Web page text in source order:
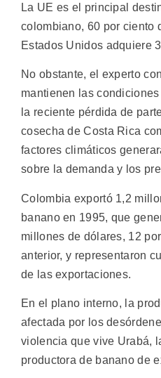
La UE es el principal
colombiano, 60 por ciento
Estados Unidos adquiere
No obstante, el experto
mantienen las
la reciente pérdida de
cosecha de Costa Rica
factores climáticos
sobre la demanda y los
Colombia exportó 1,2
banano en 1995, que
millones de dólares, 12
anterior, y representaron
de las exportaciones.
En el plano interno, la
afectada por los
violencia que vive Urabá,
productora de banano de